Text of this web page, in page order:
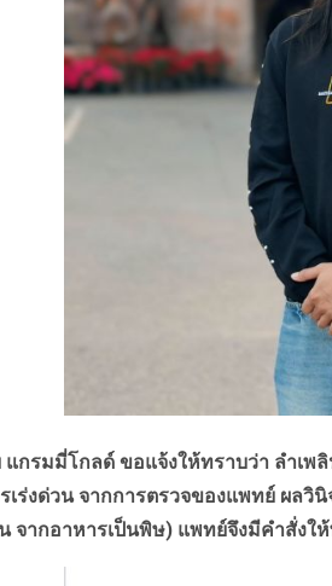
มมี่โกลด์ ขอแจ้งให้ทราบว่า ลำเพลิ
เร่งด่วน จากการตรวจของแพทย์ ผล
จากอาหารเป็นพิษ) แพทย์จึงมีคำสั่งใ